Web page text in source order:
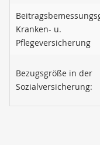
Kranken- u.
Pflegeversicherung
Bezugsgröße in der
Sozialversicherung: